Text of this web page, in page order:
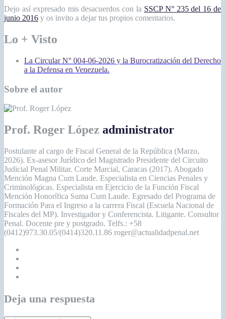
Dejo así expresado mis desacuerdos con la SSCP N° 235 del 16 de
junio 2016 y os invito a dejar tus propios comentarios.
Lo + Visto
La Circular N° 004-06-2026 y la Burocratización del Derecho
a la Defensa en Venezuela.
Sobre el autor
Prof. Roger López administrator
Postulante al cargo de Fiscal General de la República (Marzo,
2026). Ex-asesor Jurídico del Magistrado Presidente del Circuito
Judicial Penal Militar. Corte Marcial, Caracas (2017). Abogado
Mención Magna Cum Laude. Especialista en Ciencias Penales y
Criminológicas. Especialista en Ejercicio de la Función Fiscal
Mención Honorífica Suma Cum Laude. Egresado del Programa de
Formación Para el Ingreso a la carrera Fiscal (Escuela Nacional de
Fiscales del MP). Investigador y Conferencista. Litigante. Consultor
Penal. Docente pre y postgrado. Telfs.: +58
(0412)973.30.05/(0414)320.11.86 roger@actualidadpenal.net
Deja una respuesta